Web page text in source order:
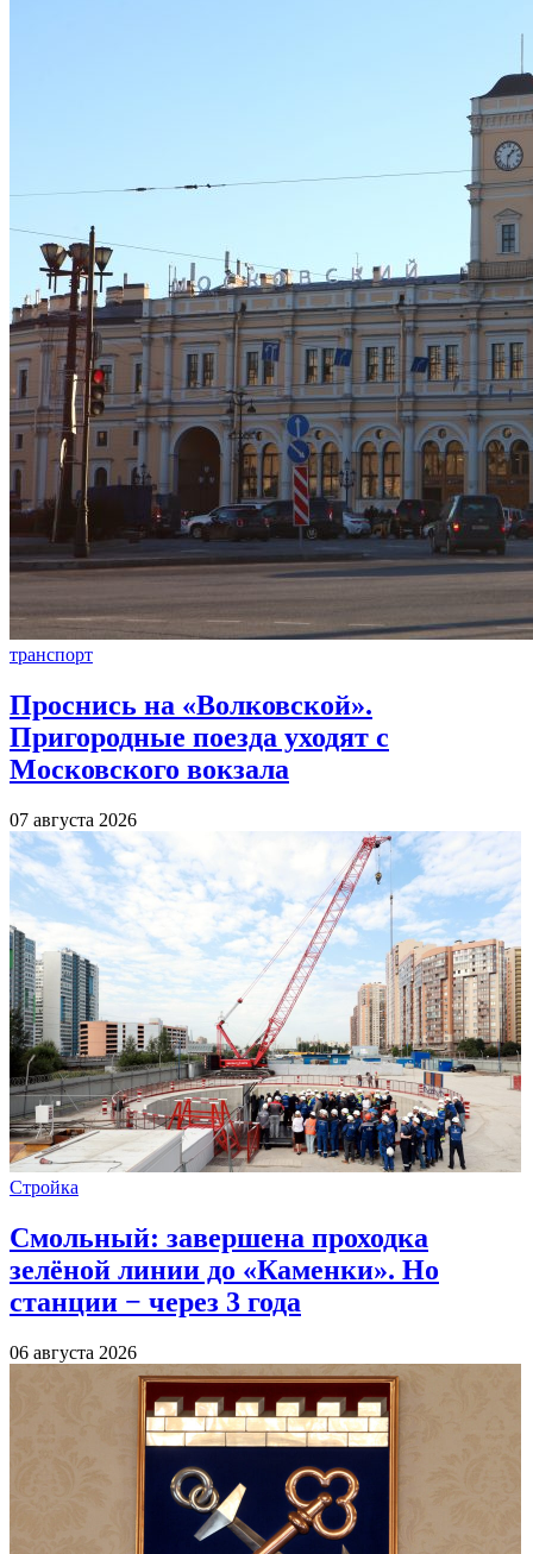
транспорт
Проснись на «Волковской».
Пригородные поезда уходят с
Московского вокзала
07 августа 2026
Стройка
Смольный: завершена проходка
зелёной линии до «Каменки». Но
станции − через 3 года
06 августа 2026